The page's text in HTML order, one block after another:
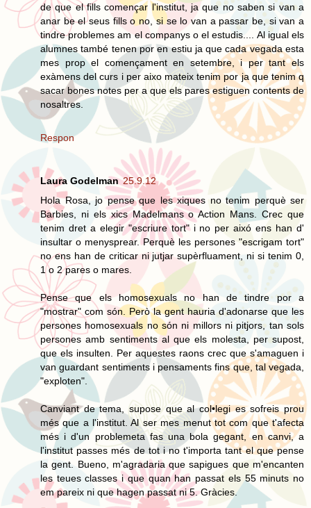
de que el fills començar l'institut, ja que no saben si van a
anar be el seus fills o no, si se lo van a passar be, si van a
tindre problemes am el companys o el estudis.... Al igual els
alumnes també tenen por en estiu ja que cada vegada esta
mes prop el començament en setembre, i per tant els
exàmens del curs i per aixo mateix tenim por ja que tenim q
sacar bones notes per a que els pares estiguen contents de
nosaltres.
Respon
Laura Godelman 25.9.12
Hola Rosa, jo pense que les xiques no tenim perquè ser
Barbies, ni els xics Madelmans o Action Mans. Crec que
tenim dret a elegir "escriure tort" i no per aixó ens han d'
insultar o menysprear. Perquè les persones "escrigam tort"
no ens han de criticar ni jutjar supèrfluament, ni si tenim 0,
1 o 2 pares o mares.
Pense que els homosexuals no han de tindre por a
"mostrar" com són. Però la gent hauria d'adonarse que les
persones homosexuals no són ni millors ni pitjors, tan sols
persones amb sentiments al que els molesta, per supost,
que els insulten. Per aquestes raons crec que s'amaguen i
van guardant sentiments i pensaments fins que, tal vegada,
"exploten".
Canviant de tema, supose que al col•legi es sofreis prou
més que a l'institut. Al ser mes menut tot com que t'afecta
més i d'un problemeta fas una bola gegant, en canvi, a
l'institut passes més de tot i no t'importa tant el que pense
la gent. Bueno, m'agradaria que sapigues que m'encanten
les teues classes i que quan han passat els 55 minuts no
em pareix ni que hagen passat ni 5. Gràcies.